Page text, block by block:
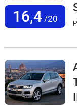
16,4/20